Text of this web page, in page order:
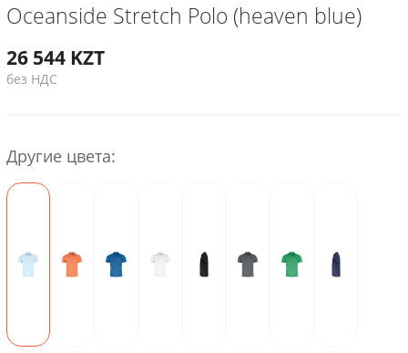
Oceanside Stretch Polo (heaven blue)
26 544 KZT
без НДС
Другие цвета: